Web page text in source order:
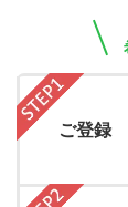
ご登録